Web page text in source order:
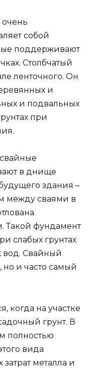
очень
собой
поддерживают
Столбчатый
ленточного. Он
и
и подвальных
при
в днище
здания –
между сваями в
Такой фундамент
слабых грунтах
вод. Свайный
и часто самый
когда на участке
грунт. В
полностью
вида
металла и